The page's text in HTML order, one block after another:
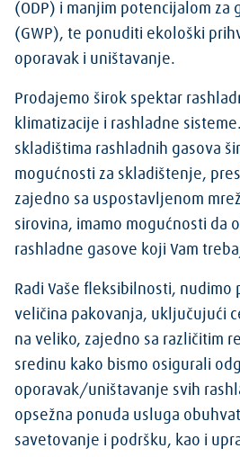
(ODP) i manjim potencijalom za
(GWP), te ponuditi ekološki
oporavak i uništavanje.
Prodajemo širok spektar
klimatizacije i rashladne
skladištima rashladnih gasova
mogućnosti za skladištenje,
zajedno sa uspostavljenom
sirovina, imamo mogućnosti da
rashladne gasove koji Vam
Radi Vaše fleksibilnosti, nudimo
veličina pakovanja, uključujući
na veliko, zajedno sa različitim
sredinu kako bismo osigurali
oporavak/uništavanje svih
opsežna ponuda usluga
savetovanje i podršku, kao i